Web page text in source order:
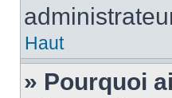
Haut
» Pourquoi